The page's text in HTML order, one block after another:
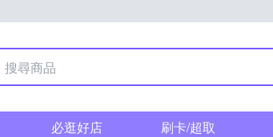
必逛好店 刷卡/超取